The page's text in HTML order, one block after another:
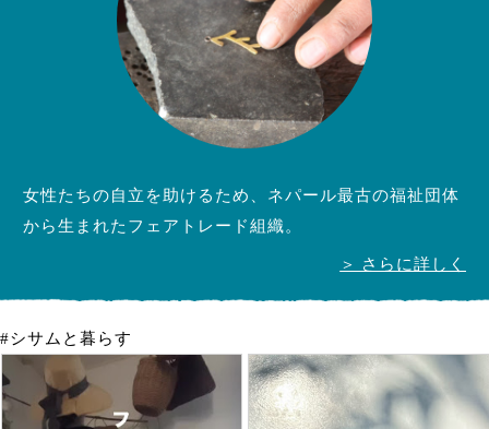
女性たちの自立を助けるため、ネパール最古の福祉団体
から生まれたフェアトレード組織。
＞ さらに詳しく
#シサムと暮らす